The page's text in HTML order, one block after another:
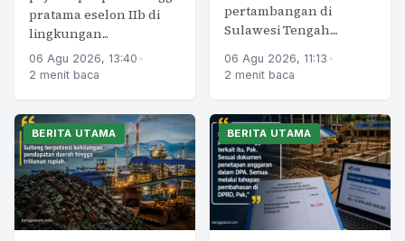
pratama eselon IIb di
lingkungan...
06 Agu 2026, 13:40 •
2 menit baca
pertambangan di
Sulawesi Tengah....
06 Agu 2026, 11:13 •
2 menit baca
BERITA UTAMA BERITA UTAMA